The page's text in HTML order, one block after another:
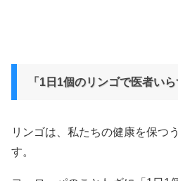
「1日1個のリンゴで医者いら
リンゴは、私たちの健康を保つ
す。